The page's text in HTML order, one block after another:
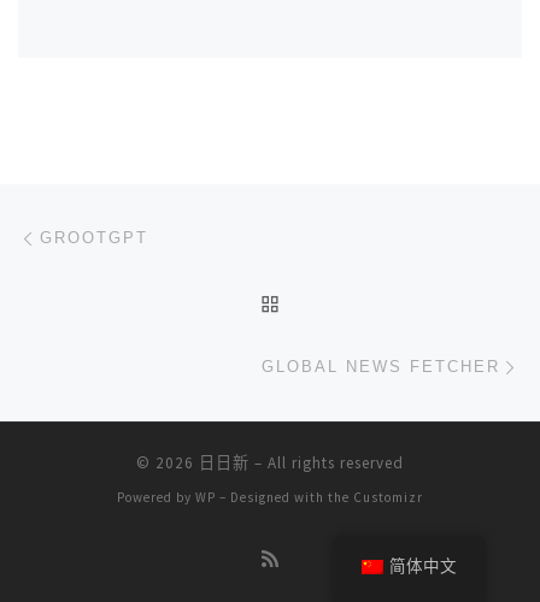
文章导航
GROOTGPT
GLOBAL NEWS FETCHER
© 2026 日日新 – All rights reserved
Powered by WP – Designed with the Customizr
简体中文